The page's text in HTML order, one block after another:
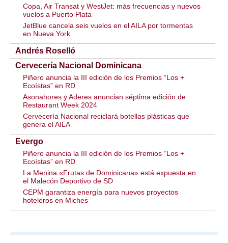
Copa, Air Transat y WestJet: más frecuencias y nuevos
vuelos a Puerto Plata
JetBlue cancela seis vuelos en el AILA por tormentas
en Nueva York
Andrés Roselló
Cervecería Nacional Dominicana
Piñero anuncia la III edición de los Premios “Los +
Ecoístas” en RD
Asonahores y Aderes anuncian séptima edición de
Restaurant Week 2024
Cervecería Nacional reciclará botellas plásticas que
genera el AILA
Evergo
Piñero anuncia la III edición de los Premios “Los +
Ecoístas” en RD
La Menina «Frutas de Dominicana» está expuesta en
el Malecón Deportivo de SD
CEPM garantiza energía para nuevos proyectos
hoteleros en Miches